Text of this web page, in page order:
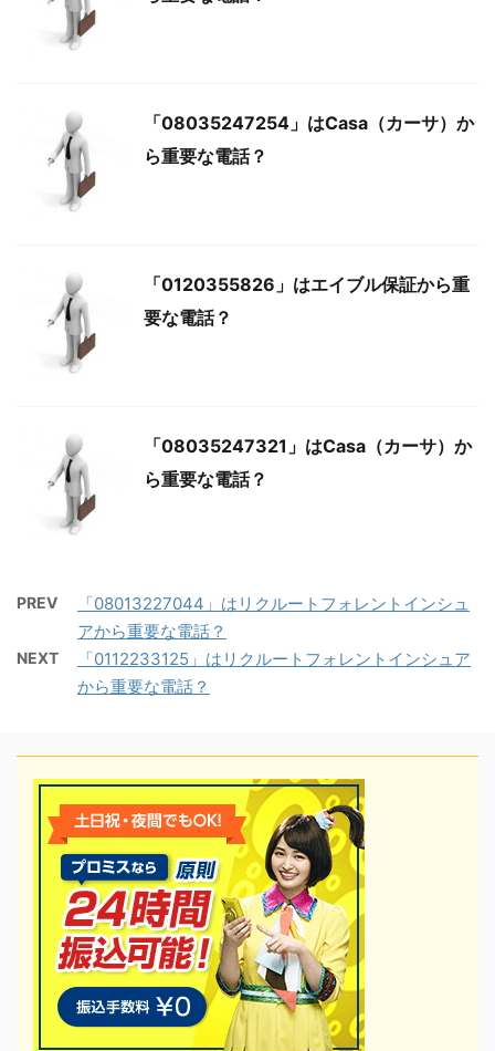
「08035247254」はCasa（カーサ）か
ら重要な電話？
「0120355826」はエイブル保証から重
要な電話？
「08035247321」はCasa（カーサ）か
ら重要な電話？
PREV
「08013227044」はリクルートフォレントインシュ
アから重要な電話？
NEXT
「0112233125」はリクルートフォレントインシュア
から重要な電話？